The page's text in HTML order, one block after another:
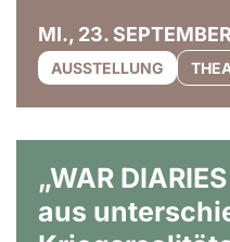
MI., 23.
AUSSTELLUNG
„WAR
aus